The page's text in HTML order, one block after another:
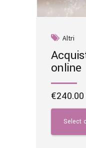
Altri
online
€240.00
Select
This
product
has